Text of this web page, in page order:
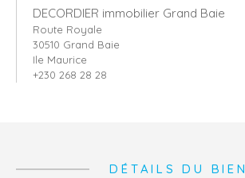
DECORDIER immobilier Grand Baie
Route Royale
30510 Grand Baie
Ile Maurice
+230 268 28 28
DÉTAILS DU BIEN